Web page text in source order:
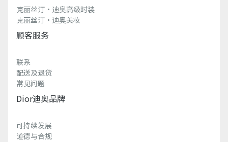
克丽丝汀·迪奥高级时装
克丽丝汀·迪奥美妆
顾客服务
联系
配送及退货
常见问题
Dior迪奥品牌
可持续发展
道德与合规